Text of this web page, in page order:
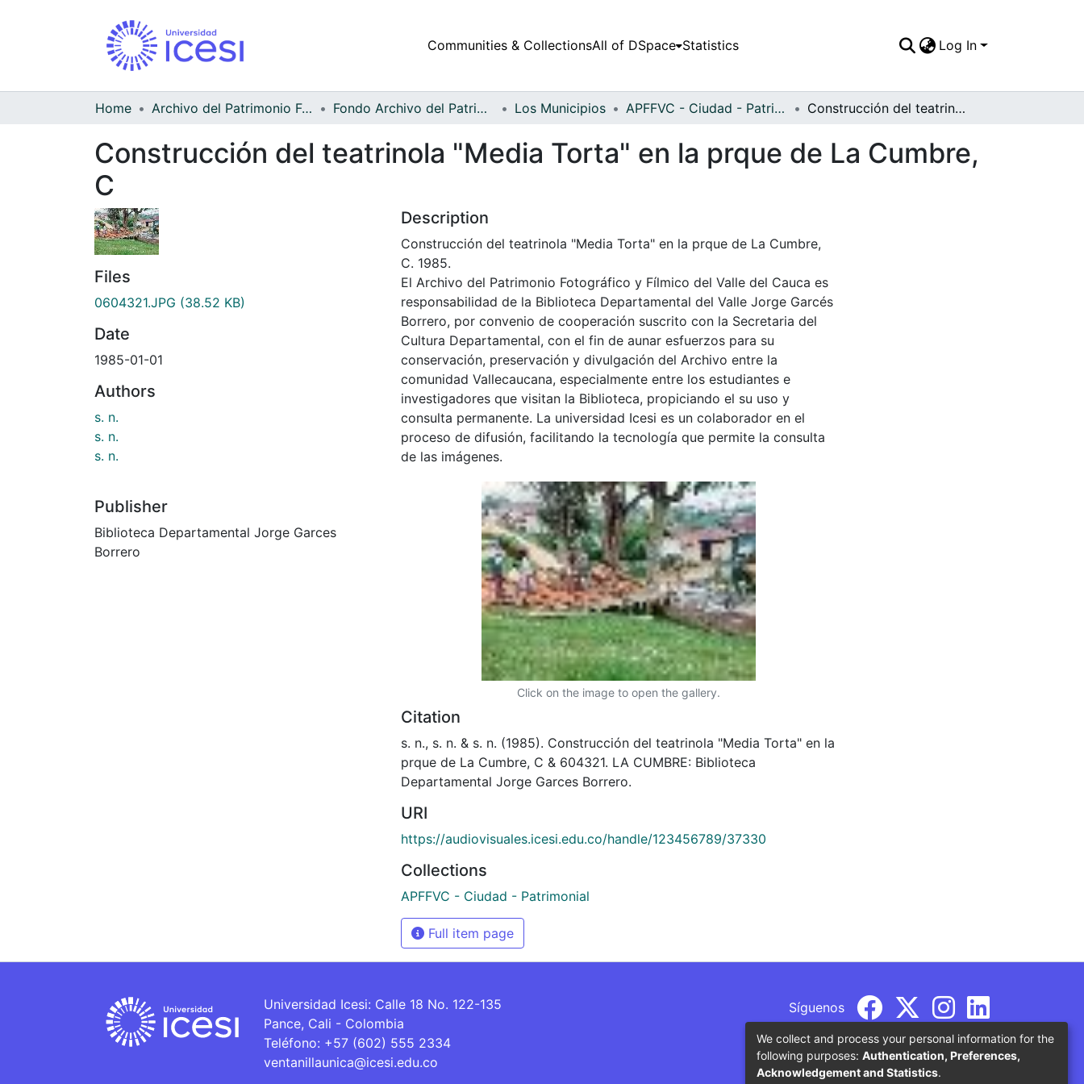
Communities & CollectionsAll of DSpace Statistics Log In
Home Archivo del Patrimonio Fotográfico y Fílmico del Valle del Cauca Fondo Archivo del Patrimonio Fotográfico y Fílmico del Valle del Cauca Los Municipios APFFVC - Ciudad - Patrimonial Construcción del teatrinola "Media Torta" en la prque de La Cumbre, C
Construcción del teatrinola "Media Torta" en la prque de La Cumbre,
C
Files
0604321.JPG (38.52 KB)
Date
1985-01-01
Authors
s. n.
s. n.
s. n.
Publisher
Biblioteca Departamental Jorge Garces
Borrero
Description
Construcción del teatrinola "Media Torta" en la prque de La Cumbre,
C. 1985.
El Archivo del Patrimonio Fotográfico y Fílmico del Valle del Cauca es
responsabilidad de la Biblioteca Departamental del Valle Jorge Garcés
Borrero, por convenio de cooperación suscrito con la Secretaria del
Cultura Departamental, con el fin de aunar esfuerzos para su
conservación, preservación y divulgación del Archivo entre la
comunidad Vallecaucana, especialmente entre los estudiantes e
investigadores que visitan la Biblioteca, propiciando el su uso y
consulta permanente. La universidad Icesi es un colaborador en el
proceso de difusión, facilitando la tecnología que permite la consulta
de las imágenes.
Click on the image to open the gallery.
Citation
s. n., s. n. & s. n. (1985). Construcción del teatrinola "Media Torta" en la
prque de La Cumbre, C & 604321. LA CUMBRE: Biblioteca
Departamental Jorge Garces Borrero.
URI
https://audiovisuales.icesi.edu.co/handle/123456789/37330
Collections
APFFVC - Ciudad - Patrimonial
Full item page
Universidad Icesi: Calle 18 No. 122-135
Pance, Cali - Colombia
Teléfono: +57 (602) 555 2334
ventanillaunica@icesi.edu.co
Síguenos
We collect and process your personal information for the
following purposes: Authentication, Preferences,
Acknowledgement and Statistics.